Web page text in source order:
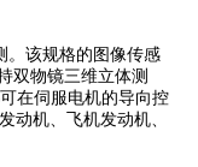
。该规格的图像传感
双物镜三维立体测
在伺服电机的导向控
动机、飞机发动机、